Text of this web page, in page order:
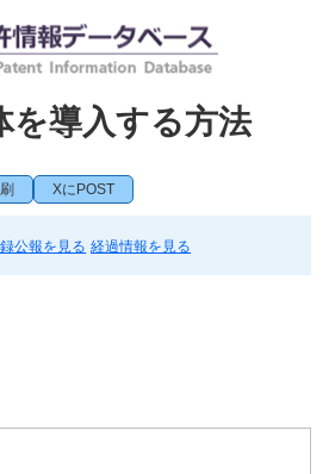
を導入する方法
XにPOST
公報を見る 経過情報を見る